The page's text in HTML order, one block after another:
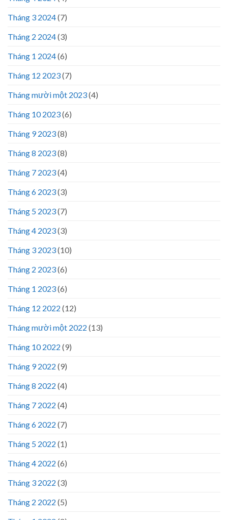
Tháng 3 2024(7)
Tháng 2 2024(3)
Tháng 1 2024(6)
Tháng 12 2023(7)
Tháng mười một 2023(4)
Tháng 10 2023(6)
Tháng 9 2023(8)
Tháng 8 2023(8)
Tháng 7 2023(4)
Tháng 6 2023(3)
Tháng 5 2023(7)
Tháng 4 2023(3)
Tháng 3 2023(10)
Tháng 2 2023(6)
Tháng 1 2023(6)
Tháng 12 2022 (12)
Tháng mười một 2022 (13)
Tháng 10 2022 (9)
Tháng 9 2022 (9)
Tháng 8 2022 (4)
Tháng 7 2022 (4)
Tháng 6 2022 (7)
Tháng 5 2022 (1)
Tháng 4 2022 (6)
Tháng 3 2022 (3)
Tháng 2 2022 (5)